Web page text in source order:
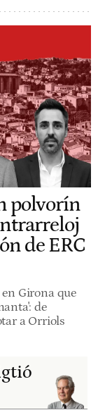
polvorín
de ERC
Girona que
de
a Orriols